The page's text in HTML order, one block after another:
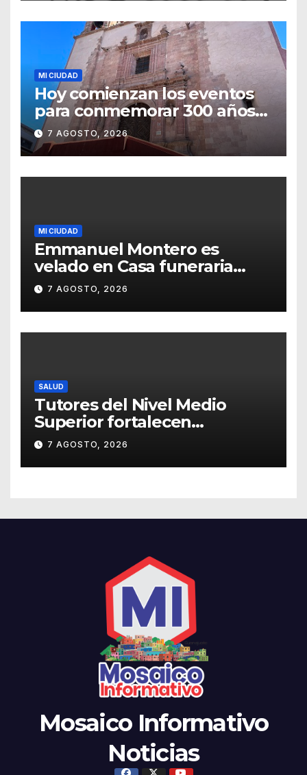
MI CIUDAD
Hoy comienzan los eventos
para conmemorar 300 años
del templo de San Roque
7 AGOSTO, 2026
MI CIUDAD
Emmanuel Montero es
velado en Casa funeraria
Forasté
7 AGOSTO, 2026
SALUD
Tutores del Nivel Medio
Superior fortalecen
estrategias para la
prevención de la violencia en
el noviazgo
7 AGOSTO, 2026
Mosaico Informativo
Noticias